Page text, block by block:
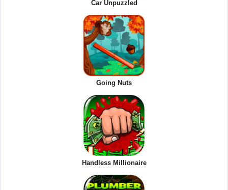
Car Unpuzzled
Going Nuts
Handless Millionaire